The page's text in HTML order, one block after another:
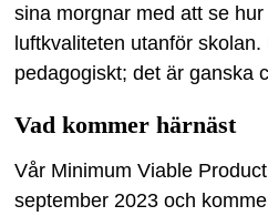
sina morgnar med att se
luftkvaliteten utanför
pedagogiskt; det är ganska
Vad kommer härnäst
Vår Minimum Viable
september 2023 och